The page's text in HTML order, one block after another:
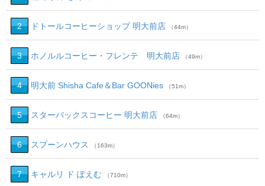
2 ドトールコーヒーショップ 明大前店 （44m）
3 ホノルルコーヒー・フレンテ 明大前店 （49m）
4 明大前 Shisha Cafe＆Bar GOONies （51m）
5 スターバックスコーヒー 明大前店 （64m）
6 スプーンハウス （163m）
7 キャルリ ド ぽえむ （710m）